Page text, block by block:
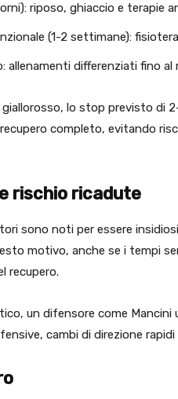
riposo, ghiaccio e terapie
(1-2 settimane):
allenamenti differenziati fino
giallorosso, lo stop previsto di
completo, evitando
rischio ricadute
sono noti per essere
motivo, anche se i tempi
recupero.
un difensore come
cambi di direzione